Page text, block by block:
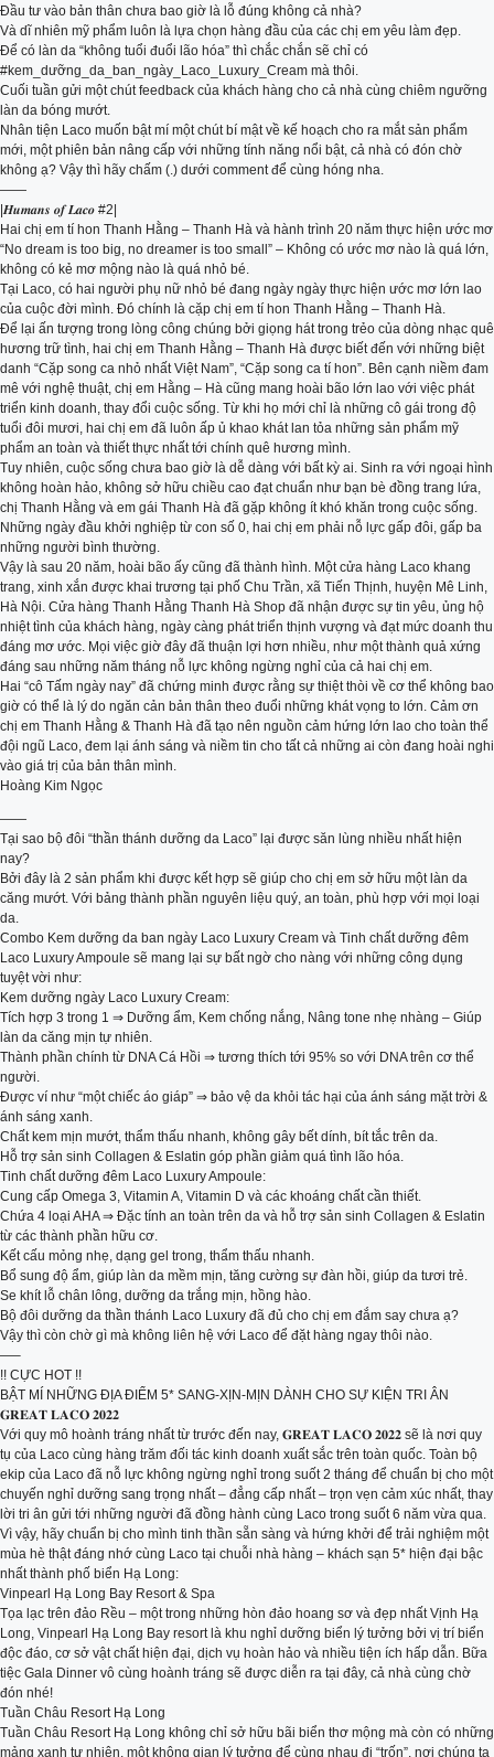
Đầu tư vào bản thân chưa bao giờ là lỗ đúng không cả nhà?
Và dĩ nhiên mỹ phẩm luôn là lựa chọn hàng đầu của các chị em yêu làm đẹp.
Để có làn da “không tuổi đuổi lão hóa” thì chắc chắn sẽ chỉ có
#kem_dưỡng_da_ban_ngày_Laco_Luxury_Cream mà thôi.
Cuối tuần gửi một chút feedback của khách hàng cho cả nhà cùng chiêm ngưỡng
làn da bóng mướt.
Nhân tiện Laco muốn bật mí một chút bí mật về kế hoạch cho ra mắt sản phẩm
mới, một phiên bản nâng cấp với những tính năng nổi bật, cả nhà có đón chờ
không ạ? Vậy thì hãy chấm (.) dưới comment để cùng hóng nha.
——
|𝑯𝒖𝒎𝒂𝒏𝒔 𝒐𝒇 𝑳𝒂𝒄𝒐 #2|
Hai chị em tí hon Thanh Hằng – Thanh Hà và hành trình 20 năm thực hiện ước mơ
“No dream is too big, no dreamer is too small” – Không có ước mơ nào là quá lớn,
không có kẻ mơ mộng nào là quá nhỏ bé.
Tại Laco, có hai người phụ nữ nhỏ bé đang ngày ngày thực hiện ước mơ lớn lao
của cuộc đời mình. Đó chính là cặp chị em tí hon Thanh Hằng – Thanh Hà.
Để lại ấn tượng trong lòng công chúng bởi giọng hát trong trẻo của dòng nhạc quê
hương trữ tình, hai chị em Thanh Hằng – Thanh Hà được biết đến với những biệt
danh “Cặp song ca nhỏ nhất Việt Nam”, “Cặp song ca tí hon”. Bên cạnh niềm đam
mê với nghệ thuật, chị em Hằng – Hà cũng mang hoài bão lớn lao với việc phát
triển kinh doanh, thay đổi cuộc sống. Từ khi họ mới chỉ là những cô gái trong độ
tuổi đôi mươi, hai chị em đã luôn ấp ủ khao khát lan tỏa những sản phẩm mỹ
phẩm an toàn và thiết thực nhất tới chính quê hương mình.
Tuy nhiên, cuộc sống chưa bao giờ là dễ dàng với bất kỳ ai. Sinh ra với ngoại hình
không hoàn hảo, không sở hữu chiều cao đạt chuẩn như bạn bè đồng trang lứa,
chị Thanh Hằng và em gái Thanh Hà đã gặp không ít khó khăn trong cuộc sống.
Những ngày đầu khởi nghiệp từ con số 0, hai chị em phải nỗ lực gấp đôi, gấp ba
những người bình thường.
Vậy là sau 20 năm, hoài bão ấy cũng đã thành hình. Một cửa hàng Laco khang
trang, xinh xắn được khai trương tại phố Chu Trần, xã Tiến Thịnh, huyện Mê Linh,
Hà Nội. Cửa hàng Thanh Hằng Thanh Hà Shop đã nhận được sự tin yêu, ủng hộ
nhiệt tình của khách hàng, ngày càng phát triển thịnh vượng và đạt mức doanh thu
đáng mơ ước. Mọi việc giờ đây đã thuận lợi hơn nhiều, như một thành quả xứng
đáng sau những năm tháng nỗ lực không ngừng nghỉ của cả hai chị em.
Hai “cô Tấm ngày nay” đã chứng minh được rằng sự thiệt thòi về cơ thể không bao
giờ có thể là lý do ngăn cản bản thân theo đuổi những khát vọng to lớn. Cảm ơn
chị em Thanh Hằng & Thanh Hà đã tạo nên nguồn cảm hứng lớn lao cho toàn thể
đội ngũ Laco, đem lại ánh sáng và niềm tin cho tất cả những ai còn đang hoài nghi
vào giá trị của bản thân mình.
Hoàng Kim Ngọc
——
Tại sao bộ đôi “thần thánh dưỡng da Laco” lại được săn lùng nhiều nhất hiện
nay?
Bởi đây là 2 sản phẩm khi được kết hợp sẽ giúp cho chị em sở hữu một làn da
căng mướt. Với bảng thành phần nguyên liệu quý, an toàn, phù hợp với mọi loại
da.
Combo Kem dưỡng da ban ngày Laco Luxury Cream và Tinh chất dưỡng đêm
Laco Luxury Ampoule sẽ mang lại sự bất ngờ cho nàng với những công dụng
tuyệt vời như:
Kem dưỡng ngày Laco Luxury Cream:
Tích hợp 3 trong 1 ⇒ Dưỡng ẩm, Kem chống nắng, Nâng tone nhẹ nhàng – Giúp
làn da căng mịn tự nhiên.
Thành phần chính từ DNA Cá Hồi ⇒ tương thích tới 95% so với DNA trên cơ thể
người.
Được ví như “một chiếc áo giáp” ⇒ bảo vệ da khỏi tác hại của ánh sáng mặt trời &
ánh sáng xanh.
Chất kem mịn mướt, thẩm thấu nhanh, không gây bết dính, bít tắc trên da.
Hỗ trợ sản sinh Collagen & Eslatin góp phần giảm quá tình lão hóa.
Tinh chất dưỡng đêm Laco Luxury Ampoule:
Cung cấp Omega 3, Vitamin A, Vitamin D và các khoáng chất cần thiết.
Chứa 4 loại AHA ⇒ Đặc tính an toàn trên da và hỗ trợ sản sinh Collagen & Eslatin
từ các thành phần hữu cơ.
Kết cấu mỏng nhẹ, dạng gel trong, thẩm thấu nhanh.
Bổ sung độ ẩm, giúp làn da mềm mịn, tăng cường sự đàn hồi, giúp da tươi trẻ.
Se khít lỗ chân lông, dưỡng da trắng mịn, hồng hào.
Bộ đôi dưỡng da thần thánh Laco Luxury đã đủ cho chị em đắm say chưa ạ?
Vậy thì còn chờ gì mà không liên hệ với Laco để đặt hàng ngay thôi nào.
—–
!! CỰC HOT !!
BẬT MÍ NHỮNG ĐỊA ĐIỂM 5* SANG-XỊN-MỊN DÀNH CHO SỰ KIỆN TRI ÂN
𝐆𝐑𝐄𝐀𝐓 𝐋𝐀𝐂𝐎 𝟐𝟎𝟐𝟐
Với quy mô hoành tráng nhất từ trước đến nay, 𝐆𝐑𝐄𝐀𝐓 𝐋𝐀𝐂𝐎 𝟐𝟎𝟐𝟐 sẽ là nơi quy
tụ của Laco cùng hàng trăm đối tác kinh doanh xuất sắc trên toàn quốc. Toàn bộ
ekip của Laco đã nỗ lực không ngừng nghỉ trong suốt 2 tháng để chuẩn bị cho một
chuyến nghỉ dưỡng sang trọng nhất – đẳng cấp nhất – trọn vẹn cảm xúc nhất, thay
lời tri ân gửi tới những người đã đồng hành cùng Laco trong suốt 6 năm vừa qua.
Vì vậy, hãy chuẩn bị cho mình tinh thần sẵn sàng và hứng khởi để trải nghiệm một
mùa hè thật đáng nhớ cùng Laco tại chuỗi nhà hàng – khách sạn 5* hiện đại bậc
nhất thành phố biển Hạ Long:
Vinpearl Hạ Long Bay Resort & Spa
Tọa lạc trên đảo Rều – một trong những hòn đảo hoang sơ và đẹp nhất Vịnh Hạ
Long, Vinpearl Hạ Long Bay resort là khu nghỉ dưỡng biển lý tưởng bởi vị trí biển
độc đáo, cơ sở vật chất hiện đại, dịch vụ hoàn hảo và nhiều tiện ích hấp dẫn. Bữa
tiệc Gala Dinner vô cùng hoành tráng sẽ được diễn ra tại đây, cả nhà cùng chờ
đón nhé!
Tuần Châu Resort Hạ Long
Tuần Châu Resort Hạ Long không chỉ sở hữu bãi biển thơ mộng mà còn có những
mảng xanh tự nhiên, một không gian lý tưởng để cùng nhau đi “trốn”, nơi chúng ta